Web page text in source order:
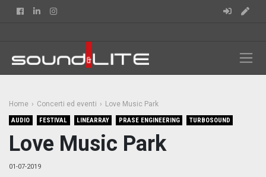
FacebookLinkedin
Home Concerti ed eventi Love Music Park
AUDIO FESTIVAL LINEARRAY PRASE ENGINEERING TURBOSOUND
Love Music Park
01-07-2019